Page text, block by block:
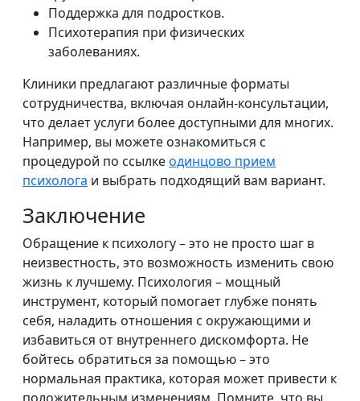
Поддержка для подростков.
Психотерапия при физических
заболеваниях.
Клиники предлагают различные форматы
сотрудничества, включая онлайн-консультации,
что делает услуги более доступными для многих.
Например, вы можете ознакомиться с
процедурой по ссылкеодинцово прием
психолога и выбрать подходящий вам вариант.
Заключение
Обращение к психологу – это не просто шаг в
неизвестность, это возможность изменить свою
жизнь к лучшему. Психология – мощный
инструмент, который помогает глубже понять
себя, наладить отношения с окружающими и
избавиться от внутреннего дискомфорта. Не
бойтесь обратиться за помощью – это
нормальная практика, которая может привести к